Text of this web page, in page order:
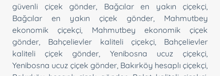
güvenli çiçek gönder
Bağcılar en yakın çiçekçi
Bağcılar en yakın çiçek gönder
Mahmutbey
ekonomik çiçekçi
Mahmutbey ekonomik çiçek
gönder
Bahçelievler kaliteli çiçekçi, Bahçelievler
kaliteli çiçek gönder
Yenibosna ucuz çiçekçi
Yenibosna ucuz çiçek gönder Bakırköy hesaplı çiçekçi